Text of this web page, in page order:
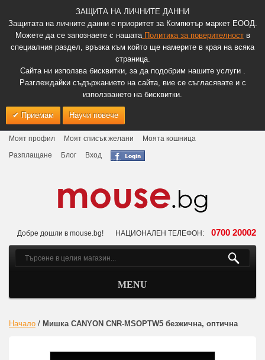
ЗАЩИТА НА ЛИЧНИТЕ ДАННИ
Защитата на личните данни е приоритет за Компютър маркет ЕООД.
Можете да се запознаете с нашатаПолитика за поверителноств
специалния раздел, връзка към който ще намерите в края на всяка
страница.
Сайта ни използва бисквитки, за да подобрим нашите услуги .
Разглеждайки съдържанието на сайта, вие се съгласявате и с
използването на бисквитки.
Приемам Научи повече
Моят профил Моят списък желани
Моята кошница
Разплащане
Блог Вход
Добре дошли в mouse.bg! НАЦИОНАЛЕН ТЕЛЕФОН: 0700 20002
MENU
Начало / Мишка CANYON CNR-MSOPTW5 безжична, оптична